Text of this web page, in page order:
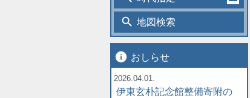
search 地図検索
info おしらせ
2026.04.01.
伊東玄朴記念館整備寄附の